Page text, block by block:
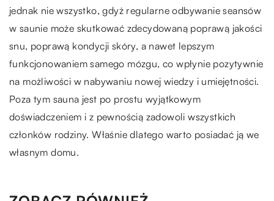
jednak nie wszystko, gdyż regularne odbywanie seansów
w saunie może skutkować zdecydowaną poprawą jakości
snu, poprawą kondycji skóry, a nawet lepszym
funkcjonowaniem samego mózgu, co wpłynie pozytywnie
na możliwości w nabywaniu nowej wiedzy i umiejętności.
Poza tym sauna jest po prostu wyjątkowym
doświadczeniem i z pewnością zadowoli wszystkich
członków rodziny. Właśnie dlatego warto posiadać ją we
własnym domu.